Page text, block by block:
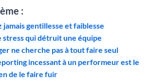
:
jamais gentillesse et faiblesse
stress qui détruit une équipe
ne cherche pas à tout faire seul
incessant à un performeur est le
de le faire fuir